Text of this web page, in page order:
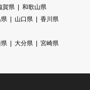
賀県
和歌山県
県 山口県
香川県
大分県
宮崎県